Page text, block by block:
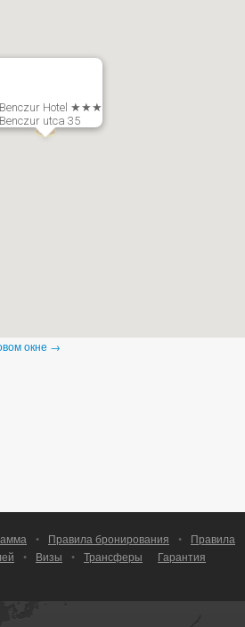
Benczur Hotel ★★★
Benczur utca 35
окне →
• Правила бронирования •
Правила
• Визы • Трансферы
Гарантия